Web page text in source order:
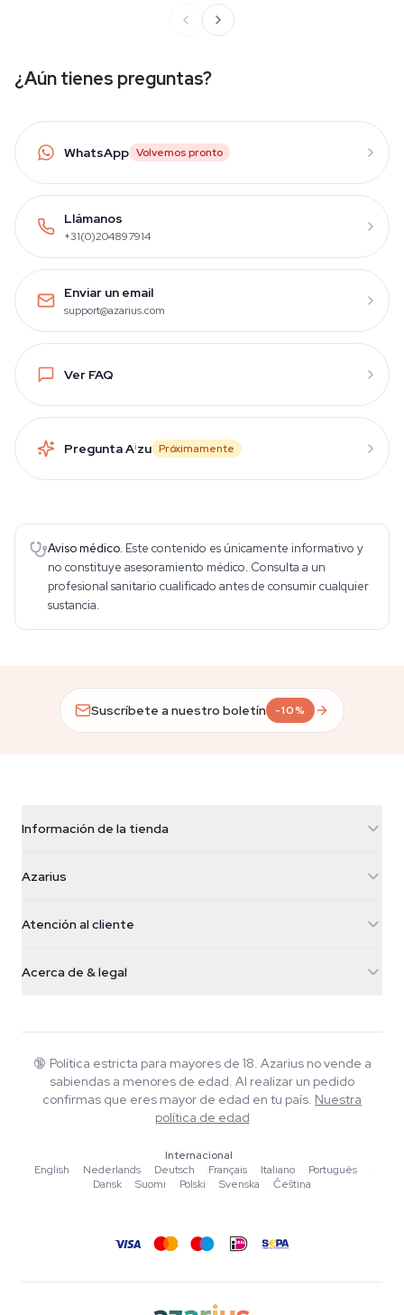
¿Aún tienes preguntas?
WhatsApp Volvemos pronto
Llámanos
+31(0)204897914
Enviar un email
support@azarius.com
Ver FAQ
Pregunta Aizu Próximamente
Aviso médico. Este contenido es únicamente informativo y
no constituye asesoramiento médico. Consulta a un
profesional sanitario cualificado antes de consumir cualquier
sustancia.
Suscríbete a nuestro boletín -10%
Información de la tienda
Galvaniweg 11
Nederland
+31(0)204897914
Azarius
Smokeshop
Atención al cliente
Política de devolución
Preguntas frecuentes
Política de privacidad
Acerca de & legal
Wiki
Blog
Música
Herramientas y Calculadoras
🔞 Política estricta para mayores de 18. Azarius no vende a
sabiendas a menores de edad. Al realizar un pedido
confirmas que eres mayor de edad en tu país. Nuestra
política de edad
Internacional
English
·Nederlands ·Deutsch ·Français ·Italiano ·Português
·
Dansk
·Suomi ·Polski ·Svenska ·Čeština